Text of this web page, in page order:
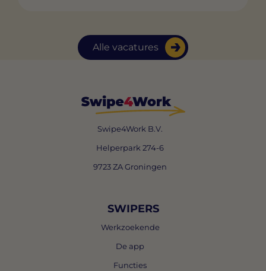
Alle vacatures
Swipe4Work B.V.
Helperpark 274-6
9723 ZA Groningen
SWIPERS
Werkzoekende
De app
Functies